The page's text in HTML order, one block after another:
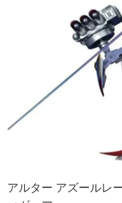
アルター アズールレ